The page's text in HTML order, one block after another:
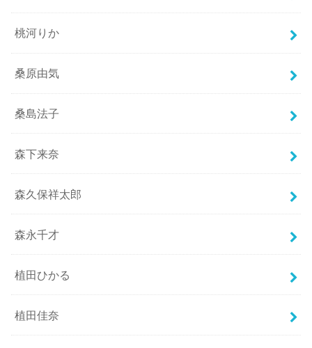
桃河りか
桑原由気
桑島法子
森下来奈
森久保祥太郎
森永千才
植田ひかる
植田佳奈